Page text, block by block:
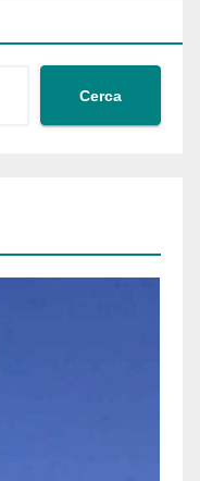
Cerca